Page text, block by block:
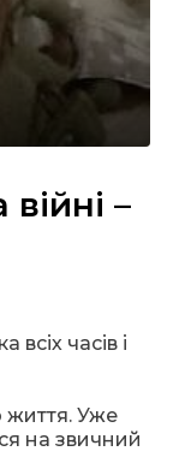
–
часів і
життя. Уже
на звичний